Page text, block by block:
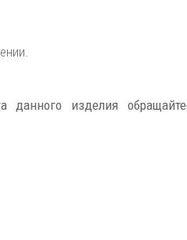
данного изделия